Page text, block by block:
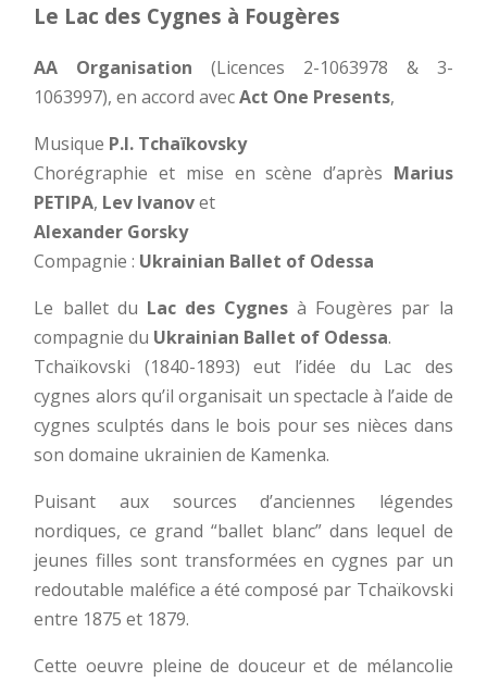
Le Lac des Cygnes à Fougères
AA Organisation (Licences 2-1063978 & 3-
1063997), en accord avecAct One Presents,
Musique P.I. Tchaïkovsky
Chorégraphie et mise en scène d’après Marius
PETIPA, Lev Ivanovet
Alexander Gorsky
Compagnie : Ukrainian Ballet of Odessa
Le ballet du Lac des Cygnes à Fougères par la
compagnie du Ukrainian Ballet of Odessa.
Tchaïkovski (1840-1893) eut l’idée du Lac des
cygnes alors qu’il organisait un spectacle à l’aide de
cygnes sculptés dans le bois pour ses nièces dans
son domaine ukrainien de Kamenka.
Puisant aux sources d’anciennes légendes
nordiques, ce grand “ballet blanc” dans lequel de
jeunes filles sont transformées en cygnes par un
redoutable maléfice a été composé par Tchaïkovski
entre 1875 et 1879.
Cette oeuvre pleine de douceur et de mélancolie